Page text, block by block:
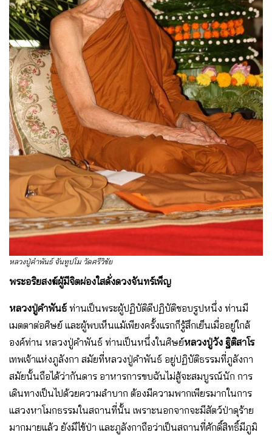
หลวงปู่คำพันธ์ จันทูปโม วัดศรีวิชัย
พระอริยสงฆ์ผู้มีจิตผ่องใสดั่งดวงจันทร์เพ็ญ
หลวงปู่คำพันธ์ ท่านเป็นพระผู้ปฏิบัติดีปฏิบัติชอบรูปหนึ่ง ท่านมี
เมตตาต่อศิษย์ และผู้พบเห็นแม้เพียงครั้งแรกก็รู้สึกเย็นเมื่ออยู่ใกล้
องค์ท่าน หลวงปู่คำพันธ์ ท่านเป็นหนึ่งในศิษย์หลวงปู่วัง ฐิติสาโร
เทพเจ้าแห่งภูลังกา สมัยที่หลวงปู่คำพันธ์ อยู่ปฏิบัติธรรมที่ภูลังกา
สมัยนั้นถือได้ว่ากันดาร อาหารการขบฉันไม่สู้จะสมบูรณ์นัก การ
เดินทางเป็นไปด้วยความลำบาก ต้องมีความพากเพียรมากในการ
แสวงหาโมกธรรมในสถานที่นั้น เพราะนอกจากจะมีสัตว์ป่าดุร้าย
มากมายแล้ว ยังมีไข้ป่า และภูลังกาถือว่าเป็นสถานที่ศักดิ์สิทธิ์มีภูมิ